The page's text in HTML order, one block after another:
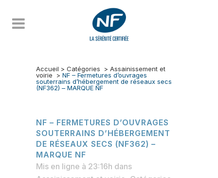
Accueil > Catégories > Assainissement et
voirie
> NF – Fermetures d’ouvrages
souterrains d’hébergement de réseaux secs
(NF362) – MARQUE NF
NF – FERMETURES D’OUVRAGES
SOUTERRAINS D’HÉBERGEMENT
DE RÉSEAUX SECS (NF362) –
MARQUE NF
Mis en ligne à 23:16h dans